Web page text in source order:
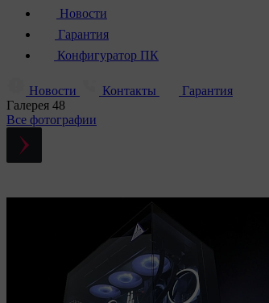
Новости
Гарантия
Конфигуратор ПК
Новости Контакты
Гарантия
Галерея 48
Все фотографии